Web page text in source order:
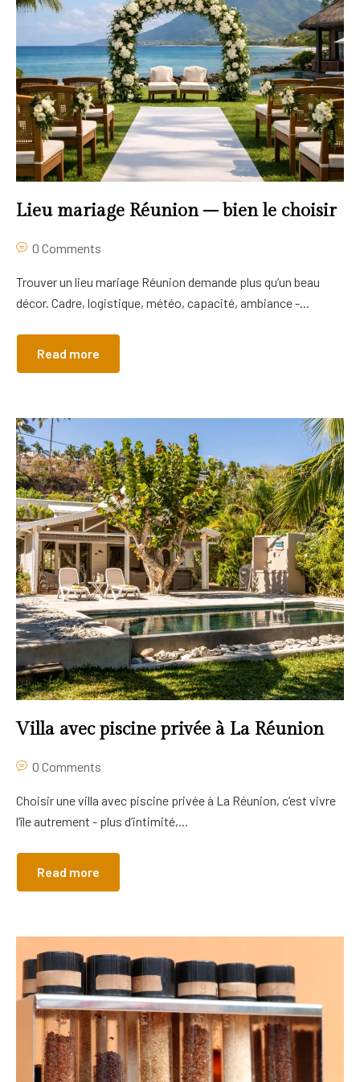
Lieu mariage Réunion – bien le choisir
0 Comments
Trouver un lieu mariage Réunion demande plus qu’un beau
décor. Cadre, logistique, météo, capacité, ambiance -...
Read more
Villa avec piscine privée à La Réunion
0 Comments
Choisir une villa avec piscine privée à La Réunion, c’est vivre
l’île autrement - plus d’intimité,...
Read more